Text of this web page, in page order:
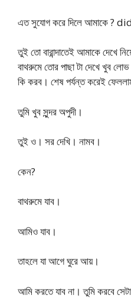
এত সুযোগ করে দিলে আমাকে ?
তুই তো বারান্দাতেই আমাকে দেখে
বাথরুমে তোর পাছা টা দেখে খুব
কি করব। শেষ পর্যন্ত করেই
তুমি খুব সুন্দর অপুদী।
তুই ও। সর দেখি। নামব।
কেন?
বাথরুমে যাব।
আমিও যাব।
তাহলে যা আগে ঘুরে আয়।
আমি করতে যাব না। তুমি করবে